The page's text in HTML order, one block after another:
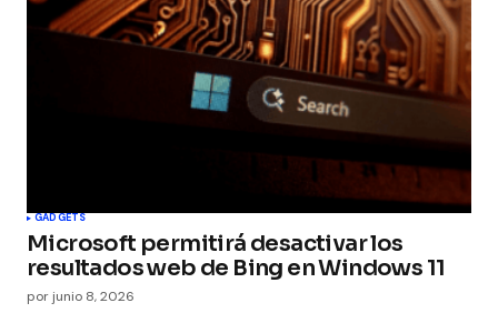
Your E-mail*
Guarda mi nombre, correo electrónico y web en
este navegador para la próxima vez que
GADGETS
Microsoft permitirá desactivar los
resultados web de Bing en Windows 11
por junio 8, 2026